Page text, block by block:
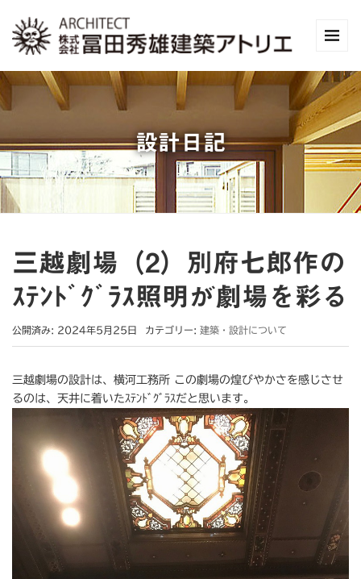
設計日記
三越劇場（2）別府七郎作の
ｽﾃﾝﾄﾞｸﾞﾗｽ照明が劇場を彩る
公開済み: 2024年5月25日 カテゴリー: 建築・設計について
三越劇場の設計は、横河工務所 この劇場の煌びやかさを感じさせ
るのは、天井に着いたｽﾃﾝﾄﾞｸﾞﾗｽだと思います。